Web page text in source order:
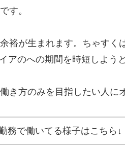
す。
裕が生まれます。ちゃすく
アのへの期間を時短しよう
き方のみを目指したい人に
務で働いてる様子はこちら↓